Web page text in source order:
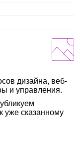
дизайна, веб-
и управления.
уже сказанному